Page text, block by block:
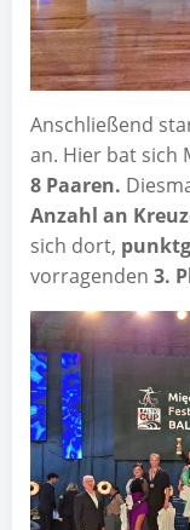
Anschlie­ßend
an. Hier bat sich
8 Paa­ren.
Anzahl an
sich dort,
vor­ra­gen­den 3.